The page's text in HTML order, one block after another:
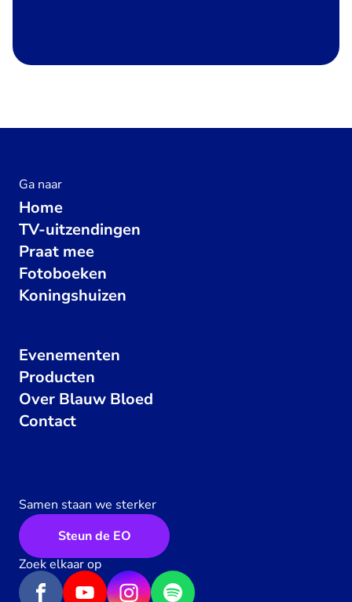
Ga naar
Home
TV-uitzendingen
Praat mee
Fotoboeken
Koningshuizen
Evenementen
Producten
Over Blauw Bloed
Contact
Samen staan we sterker
Steun de EO
Zoek elkaar op